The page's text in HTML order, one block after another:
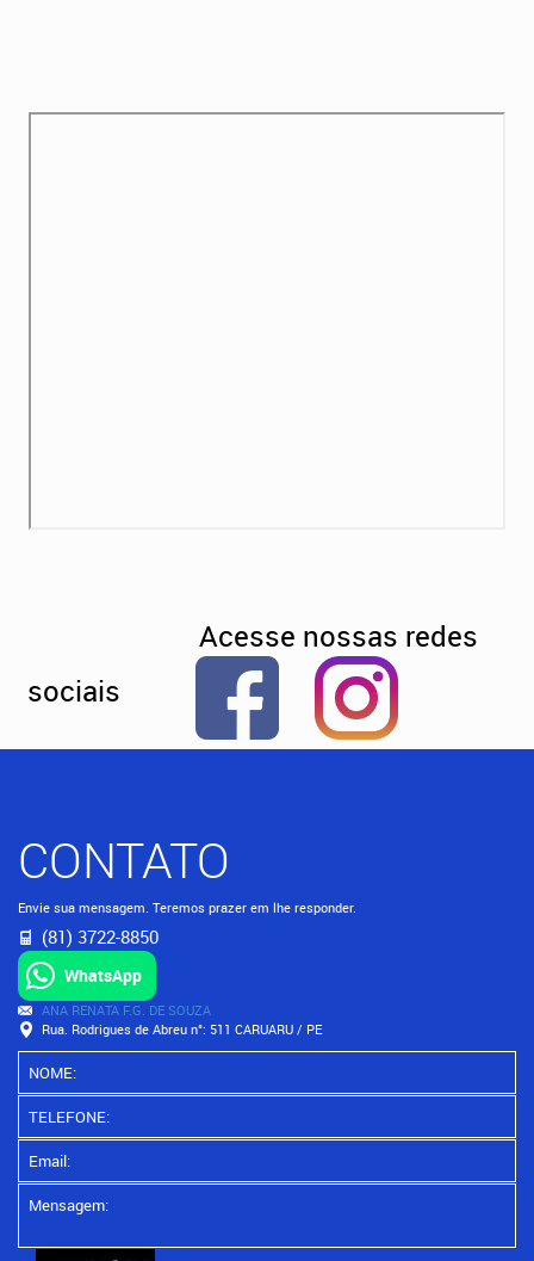
Acesse nossas redes
sociais
CONTATO
Envie sua mensagem. Teremos prazer em lhe responder.
(81) 3722-8850
WhatsApp
ANA RENATA F.G. DE SOUZA
Rua. Rodrigues de Abreu n°: 511 CARUARU / PE